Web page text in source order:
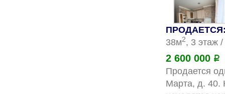
ПРОДАЕТСЯ:
38м2, 3 этаж
2 600 000 Р
Продается
Марта, д. 40.